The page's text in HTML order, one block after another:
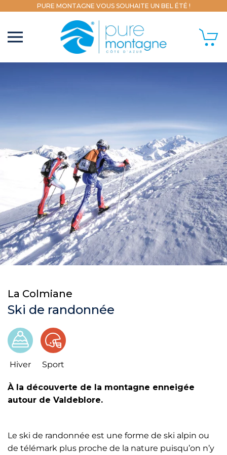
PURE MONTAGNE VOUS SOUHAITE UN BEL ÉTÉ !
La Colmiane
Ski de randonnée
Hiver Sport
À la découverte de la montagne enneigée
autour de Valdeblore.
Le ski de randonnée est une forme de ski alpin ou
de télémark plus proche de la nature puisqu’on n’y